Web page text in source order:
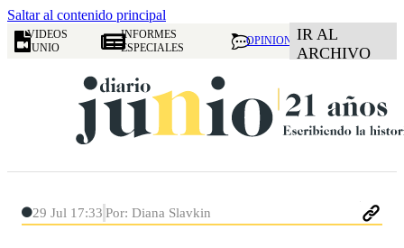
Saltar al contenido principal
VIDEOS
JUNIO
INFORMES
ESPECIALES
OPINION IR AL
ARCHIVO
29 Jul 17:33 Por: Diana Slavkin